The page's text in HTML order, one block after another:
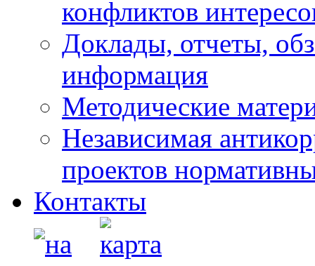
конфликтов
Доклады, отчеты,
информация
Методические
Независимая
проектов
Контакты